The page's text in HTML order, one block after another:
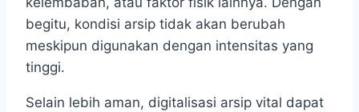
begitu, kondisi arsip tidak akan berubah
meskipun digunakan dengan intensitas yang
tinggi.
Selain lebih aman, digitalisasi arsip vital dapat